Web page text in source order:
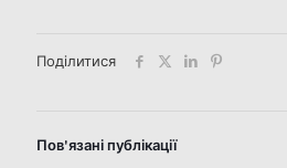
Поділитися
Пов'язані публікації